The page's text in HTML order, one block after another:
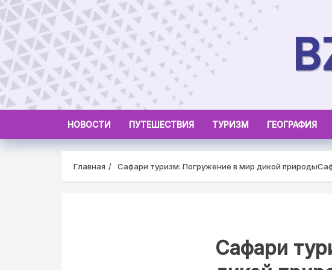
Skip
to
content
НОВОСТИ ПУТЕШЕСТВИЯ ТУРИЗМ ГЕОГРАФИЯ
Главная Сафари туризм: Погружение в мир дикой природы
Сафари